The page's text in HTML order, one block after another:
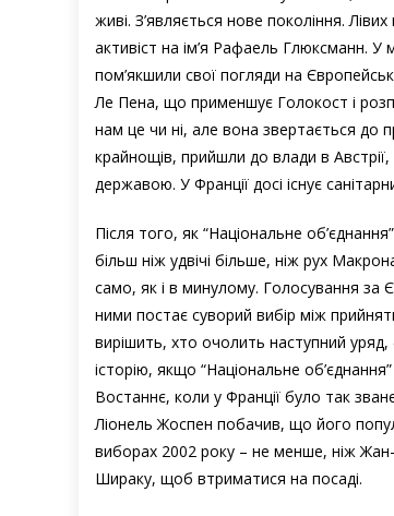
живі. З’являється нове покоління.
активіст на ім’я Рафаель Глюксманн.
пом’якшили свої погляди на
Ле Пена, що применшує Голокост і
нам це чи ні, але вона звертається до
крайнощів, прийшли до влади в Австрії,
державою. У Франції досі існує
Після того, як “Національне
більш ніж удвічі більше, ніж рух
само, як і в минулому. Голосування за
ними постає суворий вибір між
вирішить, хто очолить наступний
історію, якщо “Національне
Востаннє, коли у Франції було так
Ліонель Жоспен побачив, що його
виборах 2002 року – не менше, ніж
Шираку, щоб втриматися на посаді.